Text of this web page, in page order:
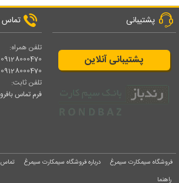
پشتیبانی
پشتیبانی آنلاین
تماس
تلفن همراه:
09128000470
09128000470
تلفن ثابت:
فرم تماس
فروشگاه سیمکارت سیمرغ درباره فروشگاه سیمکارت سیمرغ
تماس
راهنما